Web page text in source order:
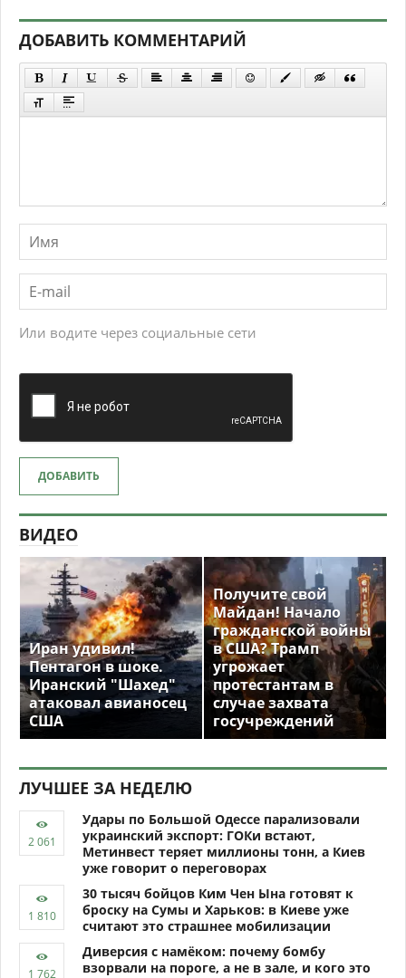
ДОБАВИТЬ КОММЕНТАРИЙ
Или водите через социальные сети
ДОБАВИТЬ
ВИДЕО
Иран удивил!
Пентагон в шоке.
Иранский "Шахед"
атаковал авианосец
США
Получите свой
Майдан! Начало
гражданской войны
в США? Трамп
угрожает
протестантам в
случае захвата
госучреждений
ЛУЧШЕЕ ЗА НЕДЕЛЮ
Удары по Большой Одессе парализовали
украинский экспорт: ГОКи встают,
Метинвест теряет миллионы тонн, а Киев
уже говорит о переговорах
30 тысяч бойцов Ким Чен Ына готовят к
броску на Сумы и Харьков: в Киеве уже
считают это страшнее мобилизации
Диверсия с намёком: почему бомбу
взорвали на пороге, а не в зале, и кого это